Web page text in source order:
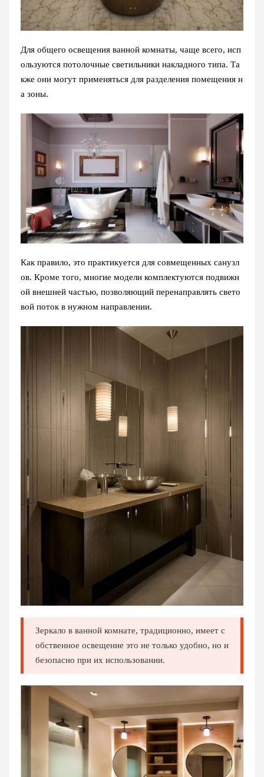
Для общего освещения ванной комнаты, чаще всего, исп
ользуются потолочные светильники накладного типа. Та
кже они могут применяться для разделения помещения н
а зоны.
Как правило, это практикуется для совмещенных санузл
ов. Кроме того, многие модели комплектуются подвижн
ой внешней частью, позволяющий перенаправлять свето
вой поток в нужном направлении.
Зеркало в ванной комнате, традиционно, имеет с
обственное освещение это не только удобно, но и
безопасно при их использовании.